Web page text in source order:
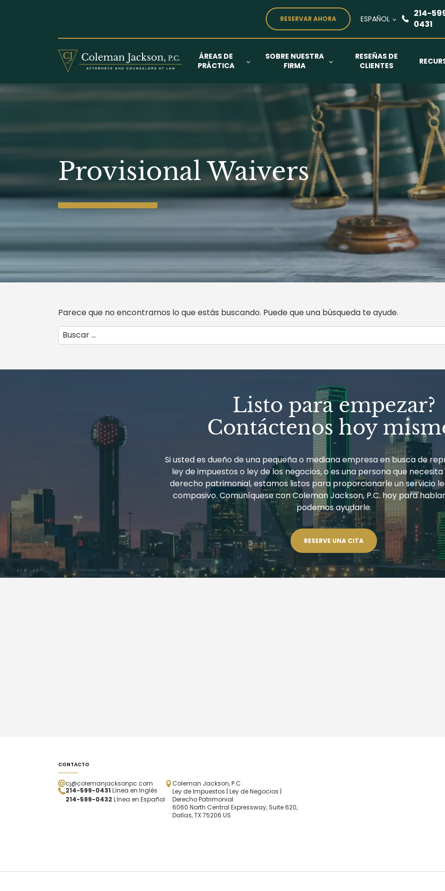
RESERVAR AHORA ESPAÑOL
214-
0431
ÁREAS DE
PRÁCTICA
SOBRE NUESTRA
FIRMA
RESEÑAS DE
CLIENTES
Provisional Waivers
Parece que no encontramos lo que estás buscando. Puede que una búsqueda te ayude.
Buscar:
Listo para empezar?
Contáctenos hoy
Si usted es dueño de una pequeña o mediana empresa en busca de
ley de impuestos o ley de los negocios, o es una persona que
derecho patrimonial, estamos listos para proporcionarle un servicio
compasivo. Comuníquese con Coleman Jackson, P.C. hoy para
podemos ayudarle.
RESERVE UNA CITA
CONTACTO
cj@colemanjacksonpc.com
214-599-0431 Línea en Inglés
214-599-0432 Línea en Español
Coleman Jackson, P.C.
Ley de Impuestos | Ley de Negocios |
Derecho Patrimonial
6060 North Central Expressway, Suite 620,
Dallas, TX 75206 US